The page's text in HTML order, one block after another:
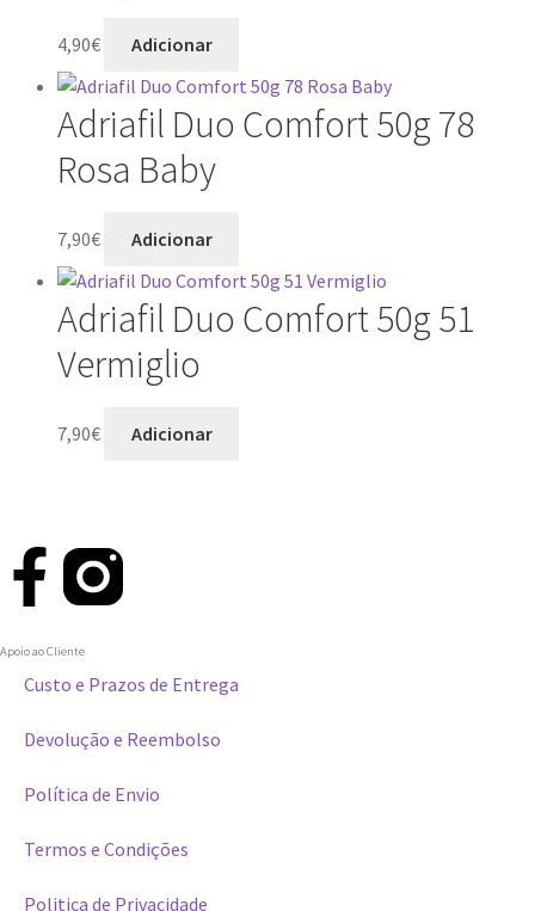
4,90€ Adicionar
Adriafil Duo Comfort 50g 78
Rosa Baby
7,90€ Adicionar
Adriafil Duo Comfort 50g 51
Vermiglio
7,90€ Adicionar
Apoio ao Cliente
Custo e Prazos de Entrega
Devolução e Reembolso
Política de Envio
Termos e Condições
Politica de Privacidade